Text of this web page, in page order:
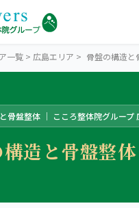
広島エリアトップ
広島4院から探す
一覧 > 広島エリア > 骨盤の構造と
骨盤整体 ｜ こころ整体院グループ
造と骨盤整体